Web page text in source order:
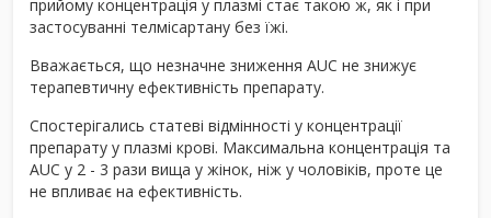
прийому концентрація у плазмі стає такою ж, як і при
застосуванні телмісартану без їжі.
Вважається, що незначне зниження AUC не знижує
терапевтичну ефективність препарату.
Спостерігались статеві відмінності у концентрації
препарату у плазмі крові. Максимальна концентрація та
АUС у 2 - 3 рази вища у жінок, ніж у чоловіків, проте це
не впливає на ефективність.